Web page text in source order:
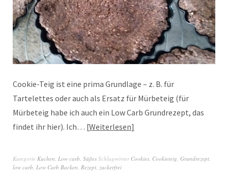
Cookie-Teig ist eine prima Grundlage – z. B. für
Tartelettes oder auch als Ersatz für Mürbeteig (für
Mürbeteig habe ich auch ein Low Carb Grundrezept, das
findet ihr hier). Ich… Weiterlesen
Kategorie Kuchen Low carb Süßes Schlagwörter Cookies Cookieteig Grundrezept
low carb Low Carb Backen Rezept zuckerfrei